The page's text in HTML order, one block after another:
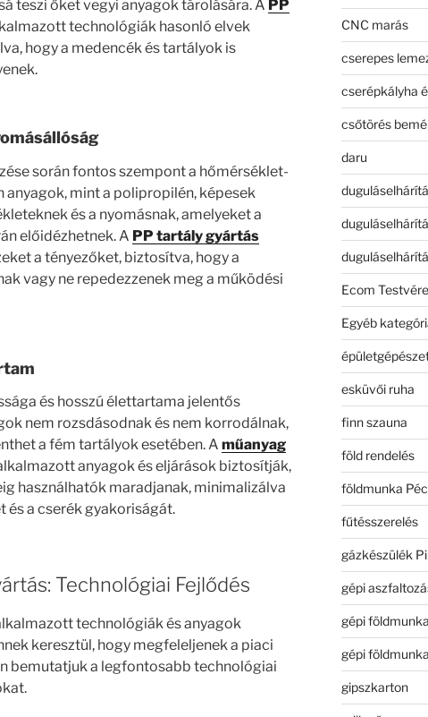
teszi őket vegyi anyagok tárolására. A PP
technológiák hasonló elvek
hogy a medencék és tartályok is
során fontos szempont a hőmérséklet-
anyagok, mint a polipropilén, képesek
és a nyomásnak, amelyeket a
előidézhetnek. A PP tartály gyártás
a tényezőket, biztosítva, hogy a
vagy ne repedezzenek meg a működési
és hosszú élettartama jelentős
nem rozsdásodnak és nem korrodálnak,
a fém tartályok esetében. A műanyag
anyagok és eljárások biztosítják,
használhatók maradjanak, minimalizálva
a cserék gyakoriságát.
Technológiai Fejlődés
technológiák és anyagok
keresztül, hogy megfeleljenek a piaci
bemutatjuk a legfontosabb technológiai
CNC marás
cserepes
cserépkályha
csőtörés
daru
Ecom
Egyéb
esküvői ruha
finn szauna
föld rendelés
földmunka
fűtésszerelés
gázkészülék
gépi
gépi földmunka
gépi
gipszkarton